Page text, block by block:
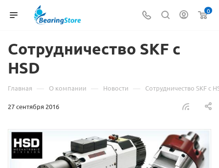
0
Сотрудничество SKF с
HSD
Главная — О компании — Новости — Сотрудничество SKF с
27 сентября 2016